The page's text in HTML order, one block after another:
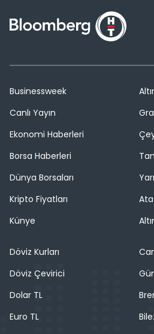
Businessweek
Canlı Yayın
Ekonomi Haberleri
Borsa Haberleri
Dünya Borsaları
Kripto Fiyatları
Künye
Ata
Döviz Kurları
Döviz Çevirici
Dolar TL
Euro TL